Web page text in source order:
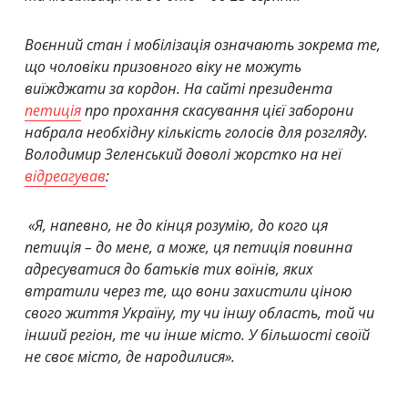
Воєнний стан і мобілізація означають зокрема те,
що чоловіки призовного віку не можуть
виїжджати за кордон. На сайті президента
петиціяпро прохання скасування цієї заборони
набрала необхідну кількість голосів для розгляду.
Володимир Зеленський доволі жорстко на неї
відреагував:
«Я, напевно, не до кінця розумію, до кого ця
петиція – до мене, а може, ця петиція повинна
адресуватися до батьків тих воїнів, яких
втратили через те, що вони захистили ціною
свого життя Україну, ту чи іншу область, той чи
інший регіон, те чи інше місто. У більшості своїй
не своє місто, де народилися».